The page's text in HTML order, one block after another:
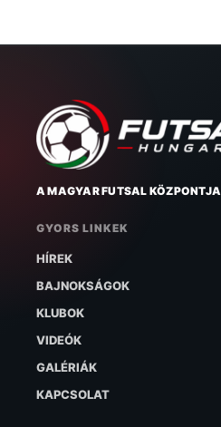
A MAGYAR FUTSAL KÖZPONTJA
GYORS LINKEK
HÍREK
BAJNOKSÁGOK
KLUBOK
VIDEÓK
GALÉRIÁK
KAPCSOLAT